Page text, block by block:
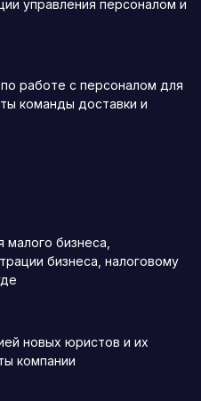
управления персоналом и
работе с персоналом для
команды доставки и
бизнеса,
бизнеса, налоговому
новых юристов и их
компании